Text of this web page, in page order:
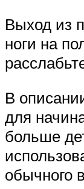
Выход из
ноги на
В
для
больше
обычного